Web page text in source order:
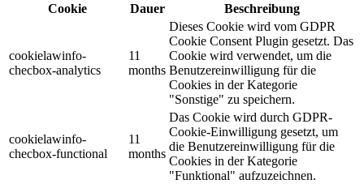
Cookie
Dauer Beschreibung
cookielawinfo-
checbox-analytics
11
months
Dieses Cookie wird vom GDPR
Cookie Consent Plugin gesetzt. Das
Cookie wird verwendet, um die
Benutzereinwilligung für die
Cookies in der Kategorie
"Sonstige" zu speichern.
cookielawinfo-
checbox-functional
11
months
Das Cookie wird durch GDPR-
Cookie-Einwilligung gesetzt, um
die Benutzereinwilligung für die
Cookies in der Kategorie
"Funktional" aufzuzeichnen.